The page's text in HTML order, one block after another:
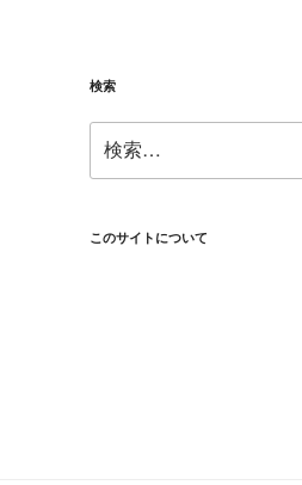
検索
索:
このサイトについて